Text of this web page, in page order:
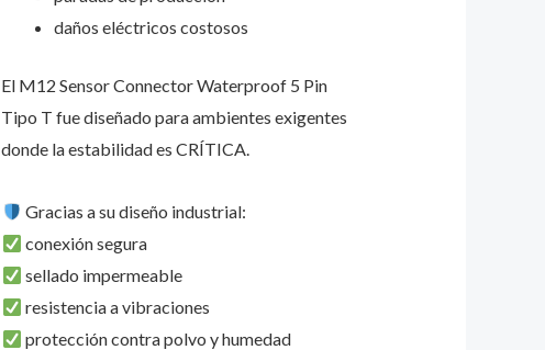
daños eléctricos costosos
El M12 Sensor Connector Waterproof 5 Pin
Tipo T fue diseñado para ambientes exigentes
donde la estabilidad es CRÍTICA.
Gracias a su diseño industrial:
conexión segura
sellado impermeable
resistencia a vibraciones
protección contra polvo y humedad